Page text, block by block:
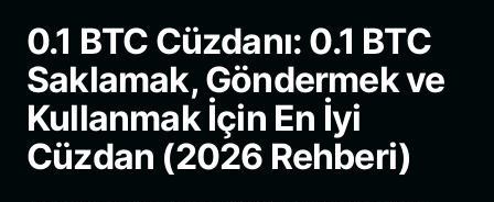
Bahasa Indonesia
ภาษาไทย
हिन्दी
Español
Português (Brasil)
0.1 BTC Cüzdanı: 0.1 BTC
Saklamak, Göndermek ve
Kullanmak İçin En İyi
Cüzdan (2026 Rehberi)